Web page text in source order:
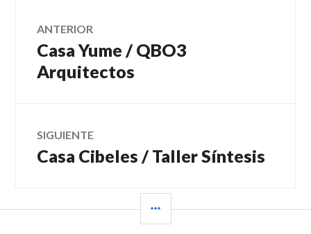
Navegación
de
ANTERIOR
Entrada
anterior:
Casa Yume / QBO3
Arquitectos
SIGUIENTE
Entrada
Casa Cibeles / Taller Síntesis
LATERAL